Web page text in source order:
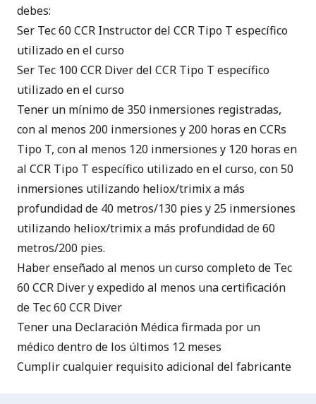
debes:
Ser Tec 60 CCR Instructordel CCR Tipo T específico
utilizado en el curso
Ser Tec 100 CCR Diverdel CCR Tipo T específico
utilizado en el curso
Tener un mínimo de 350 inmersiones registradas,
con al menos 200 inmersiones y 200 horas en CCRs
Tipo T, con al menos 120 inmersiones y 120 horas en
al CCR Tipo T específico utilizado en el curso, con 50
inmersiones utilizando heliox/trimix a más
profundidad de 40 metros/130 pies y 25 inmersiones
utilizando heliox/trimix a más profundidad de 60
metros/200 pies.
Haber enseñado al menos un curso completo de Tec
60 CCR Diver y expedido al menos una certificación
de Tec 60 CCR Diver
Tener una Declaración Médicafirmada por un
médico dentro de los últimos 12 meses
Cumplir cualquier requisito adicional del fabricante